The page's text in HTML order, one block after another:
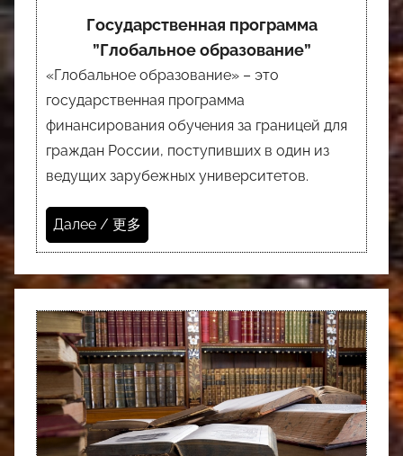
Государственная программа
”Глобальное образование”
«Глобальное образование» – это
государственная программа
финансирования обучения за границей для
граждан России, поступивших в один из
ведущих зарубежных университетов.
Далее / 更多